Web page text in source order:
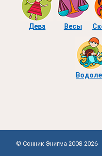
Дева Весы
© Сонник Энигма 2008-2026